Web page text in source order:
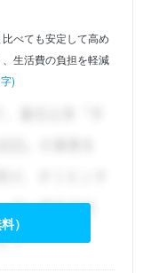
べても安定して高め
生活費の負担を軽減
)
）